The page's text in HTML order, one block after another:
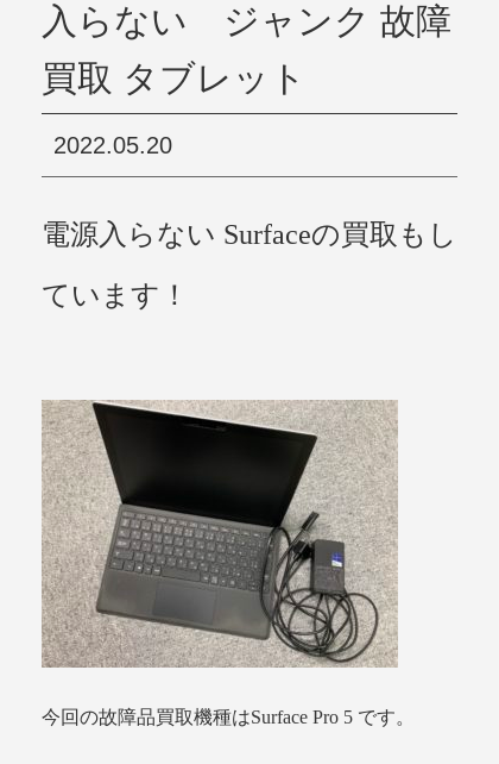
入らない ジャンク 故障
買取 タブレット
2022.05.20
電源入らない Surfaceの買取もし
ています！
今回の故障品買取機種はSurface Pro 5 です。